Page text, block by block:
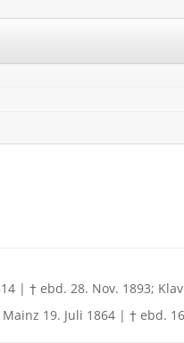
| † ebd. 28. Nov. 1893;
19. Juli 1864 | † ebd.